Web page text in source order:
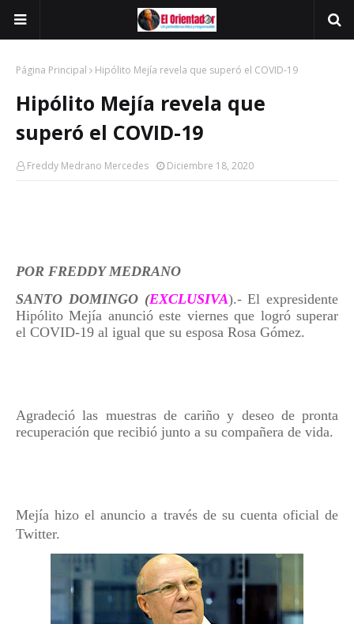
Página Principal Hipólito Mejía revela que superó el COVID-19
Hipólito Mejía revela que
superó el COVID-19
Freddy Medrano Mercedes Diciembre 18, 2020
POR FREDDY MEDRANO
SANTO DOMINGO (EXCLUSIVA).- El expresidente
Hipólito Mejía anunció este viernes que logró superar
el COVID-19 al igual que su esposa Rosa Gómez.
Agradeció las muestras de cariño y deseo de pronta
recuperación que recibió junto a su compañera de vida.
Mejía hizo el anuncio a través de su cuenta oficial de
Twitter.